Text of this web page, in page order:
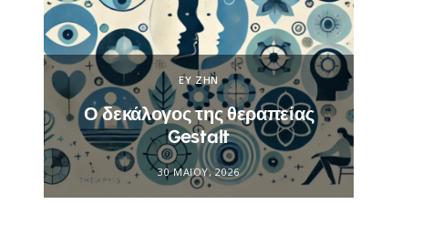
ΕΥ ΖΗΝ
Ο δεκάλογος της θεραπείας
Gestalt
30 ΜΑΪ́ΟΥ, 2026